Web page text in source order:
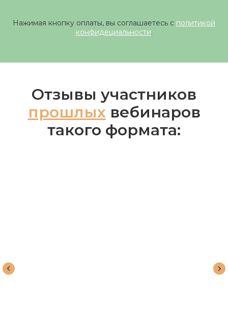
Нажимая кнопку оплаты, вы соглашаетесь с политикой
конфидециальности.
Отзывы участников
прошлыхвебинаров
такого формата: